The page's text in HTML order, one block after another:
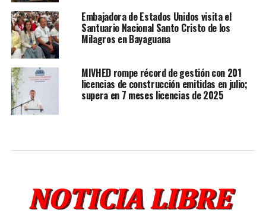
Embajadora de Estados Unidos visita el
Santuario Nacional Santo Cristo de los
Milagros en Bayaguana
MIVHED rompe récord de gestión con 201
licencias de construcción emitidas en julio;
supera en 7 meses licencias de 2025